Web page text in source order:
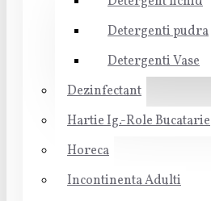
Detergenti pudra
Detergenti Vase
Dezinfectant
Hartie Ig.-Role Bucatarie
Horeca
Incontinenta Adulti